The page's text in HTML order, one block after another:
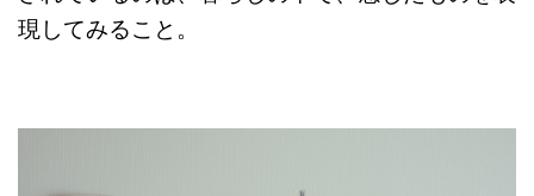
現してみること。